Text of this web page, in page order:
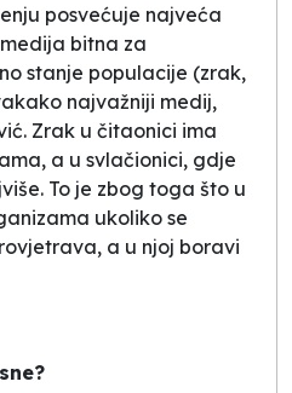
posvećuje najveća
bitna za
stanje populacije (zrak,
najvažniji medij,
Zrak u čitaonici ima
a u svlačionici, gdje
To je zbog toga što u
ukoliko se
a u njoj boravi